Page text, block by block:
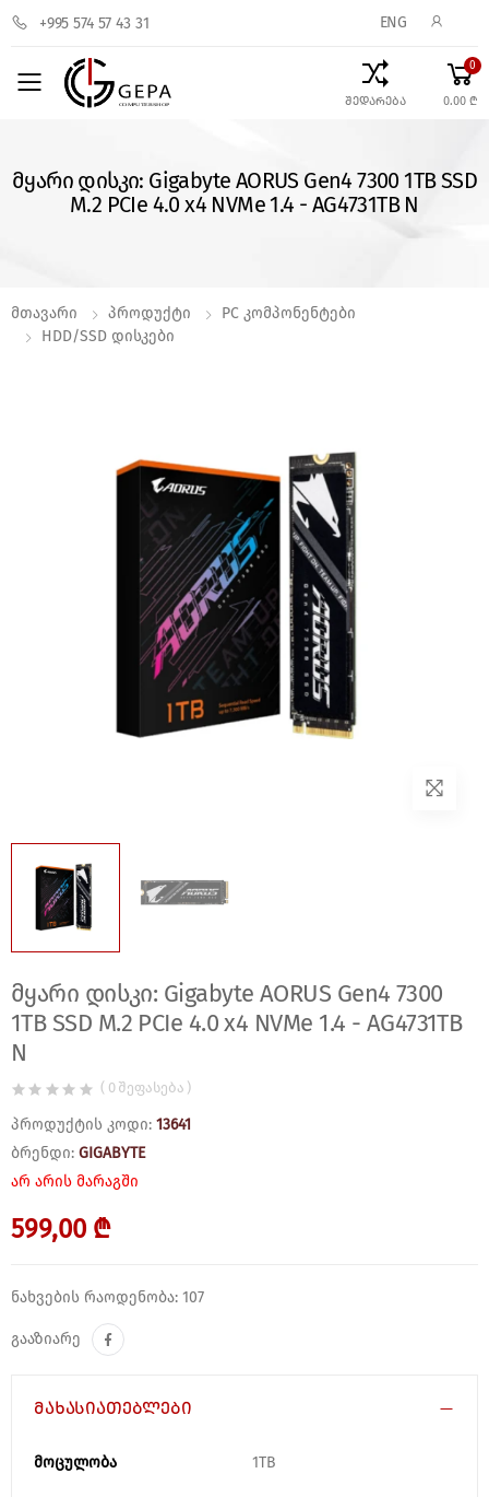
+995 574 57 43 31 ENG
Toggle mobile menu შედარება
0
0.00 ₾
მყარი დისკი: Gigabyte AORUS Gen4 7300 1TB SSD
M.2 PCIe 4.0 x4 NVMe 1.4 - AG4731TB N
Მთავარი Პროდუქტი
PC Კომპონენტები
HDD/SSD Დისკები
მყარი დისკი: Gigabyte AORUS Gen4 7300
1TB SSD M.2 PCIe 4.0 x4 NVMe 1.4 - AG4731TB
N
( 0 შეფასება )
პროდუქტის კოდი: 13641
ბრენდი: GIGABYTE
არ არის მარაგში
599,00 ₾
ნახვების რაოდენობა: 107
გააზიარე
მახასიათებლები
მოცულობა 1TB